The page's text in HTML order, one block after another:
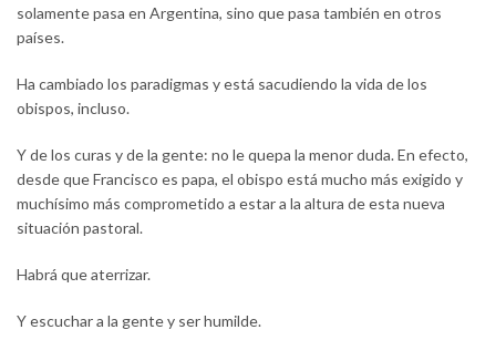
solamente pasa en Argentina, sino que pasa también en otros
países.
Ha cambiado los paradigmas y está sacudiendo la vida de los
obispos, incluso.
Y de los curas y de la gente: no le quepa la menor duda. En efecto,
desde que Francisco es papa, el obispo está mucho más exigido y
muchísimo más comprometido a estar a la altura de esta nueva
situación pastoral.
Habrá que aterrizar.
Y escuchar a la gente y ser humilde.